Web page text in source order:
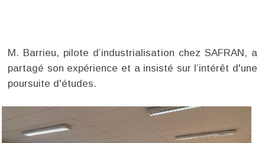
M. Barrieu, pilote d’industrialisation chez SAFRAN, a
partagé son expérience et a insisté sur l’intérêt d'une
poursuite d'études.